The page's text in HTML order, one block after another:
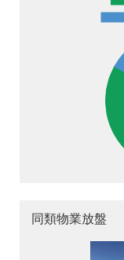
同類物業放盤